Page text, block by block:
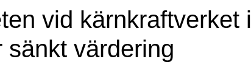
vid kärnkraftverket i
sänkt värdering